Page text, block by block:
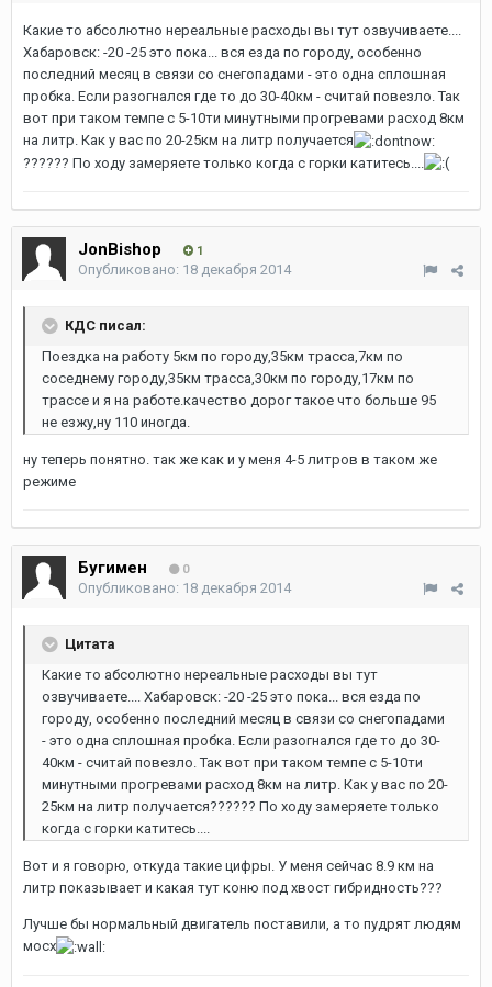
Какие то абсолютно нереальные расходы вы тут озвучиваете....
Хабаровск: -20 -25 это пока... вся езда по городу, особенно
последний месяц в связи со снегопадами - это одна сплошная
пробка. Если разогнался где то до 30-40км - считай повезло. Так
вот при таком темпе с 5-10ти минутными прогревами расход 8км
на литр. Как у вас по 20-25км на литр получается
?????? По ходу замеряете только когда с горки катитесь....
JonBishop 1
Опубликовано: 18 декабря 2014
КДС писал:
Поездка на работу 5км по городу,35км трасса,7км по
соседнему городу,35км трасса,30км по городу,17км по
трассе и я на работе.качество дорог такое что больше 95
не езжу,ну 110 иногда.
ну теперь понятно. так же как и у меня 4-5 литров в таком же
режиме
Бугимен 0
Опубликовано: 18 декабря 2014
Цитата
Какие то абсолютно нереальные расходы вы тут
озвучиваете.... Хабаровск: -20 -25 это пока... вся езда по
городу, особенно последний месяц в связи со снегопадами
- это одна сплошная пробка. Если разогнался где то до 30-
40км - считай повезло. Так вот при таком темпе с 5-10ти
минутными прогревами расход 8км на литр. Как у вас по 20-
25км на литр получается?????? По ходу замеряете только
когда с горки катитесь....
Вот и я говорю, откуда такие цифры. У меня сейчас 8.9 км на
литр показывает и какая тут коню под хвост гибридность???
Лучше бы нормальный двигатель поставили, а то пудрят людям
мосх